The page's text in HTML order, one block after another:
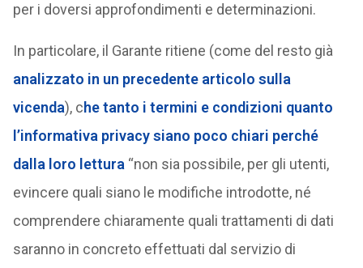
per i doversi approfondimenti e determinazioni.
In particolare, il Garante ritiene (come del resto già
analizzato in un precedente articolo sulla
vicenda), che tanto i termini e condizioni quanto
l’informativa privacy siano poco chiari perché
dalla loro lettura “non sia possibile, per gli utenti,
evincere quali siano le modifiche introdotte, né
comprendere chiaramente quali trattamenti di dati
saranno in concreto effettuati dal servizio di